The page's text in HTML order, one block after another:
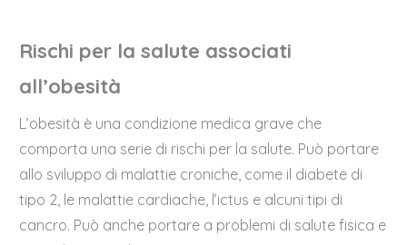
Rischi per la salute associati
all’obesità
L’obesità è una condizione medica grave che
comporta una serie di rischi per la salute. Può portare
allo sviluppo di malattie croniche, come il diabete di
tipo 2, le malattie cardiache, l’ictus e alcuni tipi di
cancro. Può anche portare a problemi di salute fisica e